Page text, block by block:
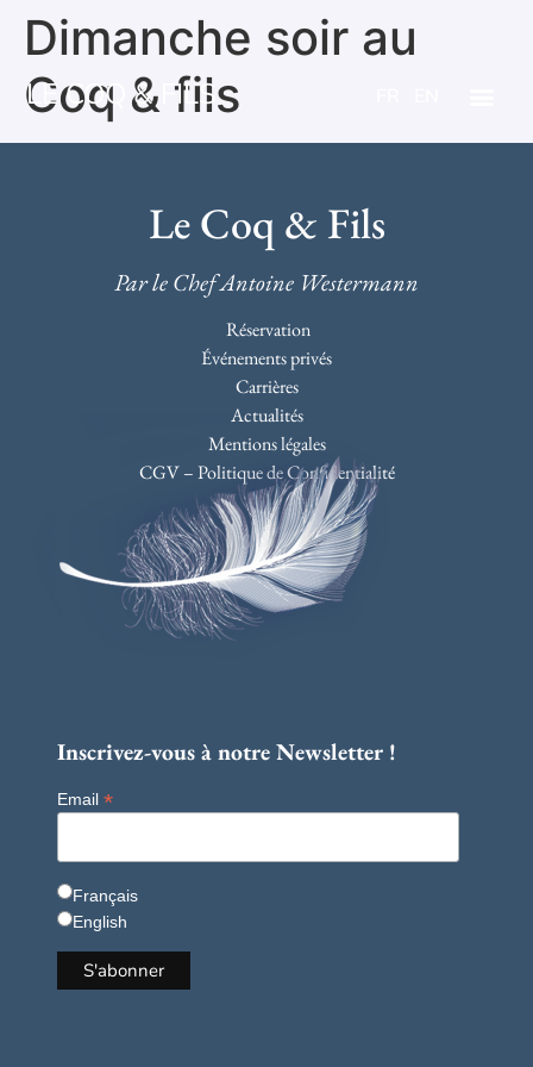
LE COQ & FILS
Dimanche soir au
Coq & fils
Le Coq & Fils
Par le Chef Antoine Westermann
Réservation
Événements privés
Carrières
Actualités
Mentions légales
CGV – Politique de Confidentialité
Inscrivez-vous à notre Newsletter !
Email *
Français
English